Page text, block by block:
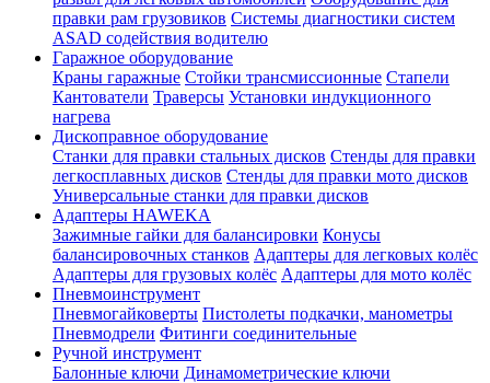
правки рам грузовиков Системы диагностики систем
ASAD содействия водителю
Гаражное оборудование
Краны гаражные Стойки трансмиссионные Стапели
Кантователи Траверсы Установки индукционного
нагрева
Дископравное оборудование
Станки для правки стальных дисков Стенды для правки
легкосплавных дисков Стенды для правки мото дисков
Универсальные станки для правки дисков
Адаптеры HAWEKA
Зажимные гайки для балансировки Конусы
балансировочных станков Адаптеры для легковых колёс
Адаптеры для грузовых колёс Адаптеры для мото колёс
Пневмоинструмент
Пневмогайковерты Пистолеты подкачки, манометры
Пневмодрели Фитинги соединительные
Ручной инструмент
Балонные ключи Динамометрические ключи